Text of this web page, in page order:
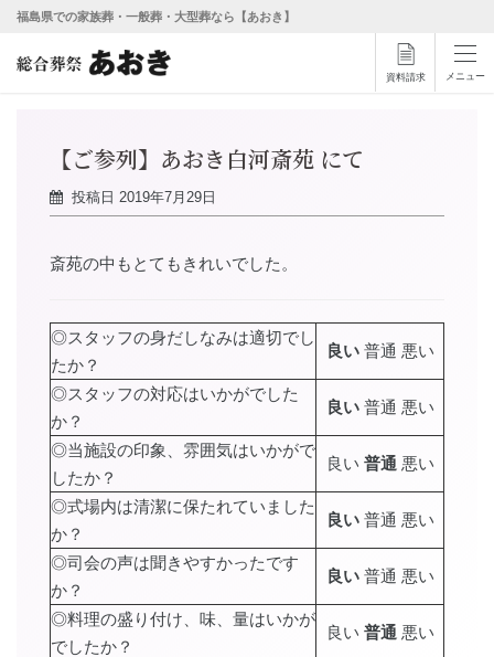
福島県での家族葬・一般葬・大型葬なら【あおき】
資料請求 メニュー
【ご参列】あおき白河斎苑 にて
投稿日 2019年7月29日
斎苑の中もとてもきれいでした。
◎スタッフの身だしなみは適切でし
たか？
良い普通 悪い
◎スタッフの対応はいかがでした
か？
良い普通 悪い
◎当施設の印象、雰囲気はいかがで
したか？
良い 普通 悪い
◎式場内は清潔に保たれていました
か？
良い普通 悪い
◎司会の声は聞きやすかったです
か？
良い普通 悪い
◎料理の盛り付け、味、量はいかが
でしたか？
良い 普通 悪い